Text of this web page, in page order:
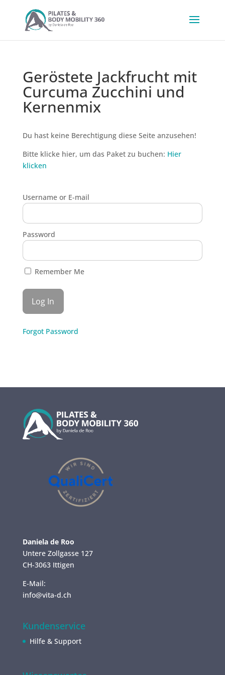
Geröstete Jackfrucht mit
Curcuma Zucchini und
Kernenmix
Du hast keine Berechtigung diese Seite anzusehen!
Bitte klicke hier, um das Paket zu buchen: Hier
klicken
Username or E-mail
Password
Remember Me
Forgot Password
Daniela de Roo
Untere Zollgasse 127
CH-3063 Ittigen
E-Mail:
info@vita-d.ch
Kundenservice
Hilfe & Support